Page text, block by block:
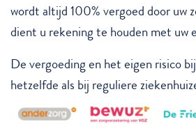
wordt altijd 100% vergoed door uw
dient u rekening te houden met uw
De vergoeding en het eigen risico
hetzelfde als bij reguliere